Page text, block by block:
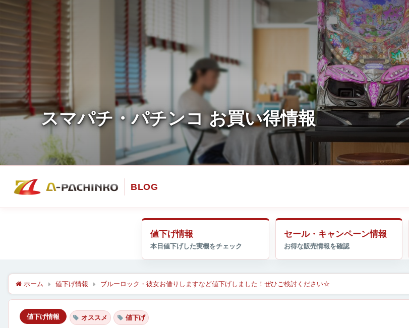
値下げ情報 セール・キャンペーン情報
ホーム 値下げ情報 ブルーロック・彼女お借りしますなど値下げしました！ぜひご検討ください☆
値下げ情報 オススメ 値下げ